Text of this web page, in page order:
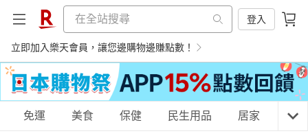
登入
立即加入樂天會員，讓您邊購物邊賺點數！
購物網分類
免運 美食 保健 民生用品 居家 3C